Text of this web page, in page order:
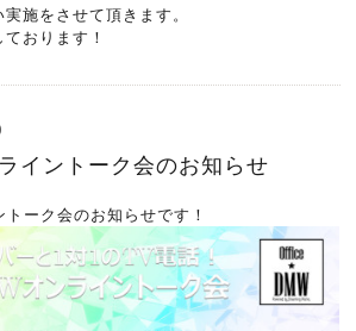
施をさせて頂きます。
おります！
イントーク会のお知らせ
ーク会のお知らせです！